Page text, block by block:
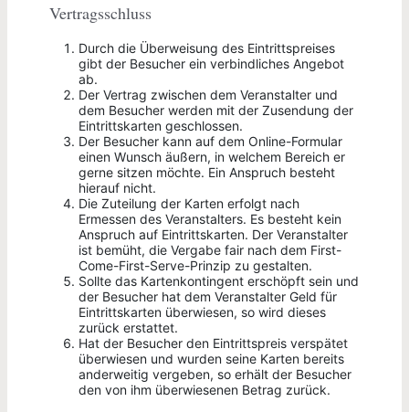
Vertragsschluss
Durch die Überweisung des Eintrittspreises
gibt der Besucher ein verbindliches Angebot
ab.
Der Vertrag zwischen dem Veranstalter und
dem Besucher werden mit der Zusendung der
Eintrittskarten geschlossen.
Der Besucher kann auf dem Online-Formular
einen Wunsch äußern, in welchem Bereich er
gerne sitzen möchte. Ein Anspruch besteht
hierauf nicht.
Die Zuteilung der Karten erfolgt nach
Ermessen des Veranstalters. Es besteht kein
Anspruch auf Eintrittskarten. Der Veranstalter
ist bemüht, die Vergabe fair nach dem First-
Come-First-Serve-Prinzip zu gestalten.
Sollte das Kartenkontingent erschöpft sein und
der Besucher hat dem Veranstalter Geld für
Eintrittskarten überwiesen, so wird dieses
zurück erstattet.
Hat der Besucher den Eintrittspreis verspätet
überwiesen und wurden seine Karten bereits
anderweitig vergeben, so erhält der Besucher
den von ihm überwiesenen Betrag zurück.